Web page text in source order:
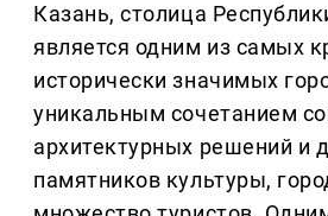
Казань, столица
является одним из самых
исторически значимых
уникальным сочетанием
архитектурных решений и
памятников культуры,